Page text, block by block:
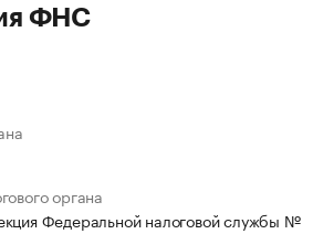
ФНС
органа
Федеральной налоговой службы №